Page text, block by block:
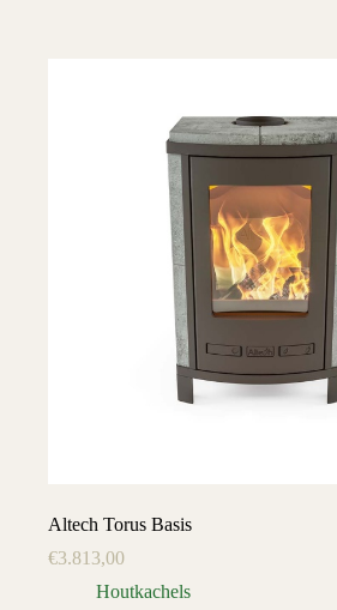
Altech Torus Basis
€3.813,00
Houtkachels